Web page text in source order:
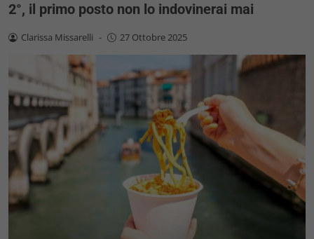
2°, il primo posto non lo indovinerai mai
Clarissa Missarelli - 27 Ottobre 2025